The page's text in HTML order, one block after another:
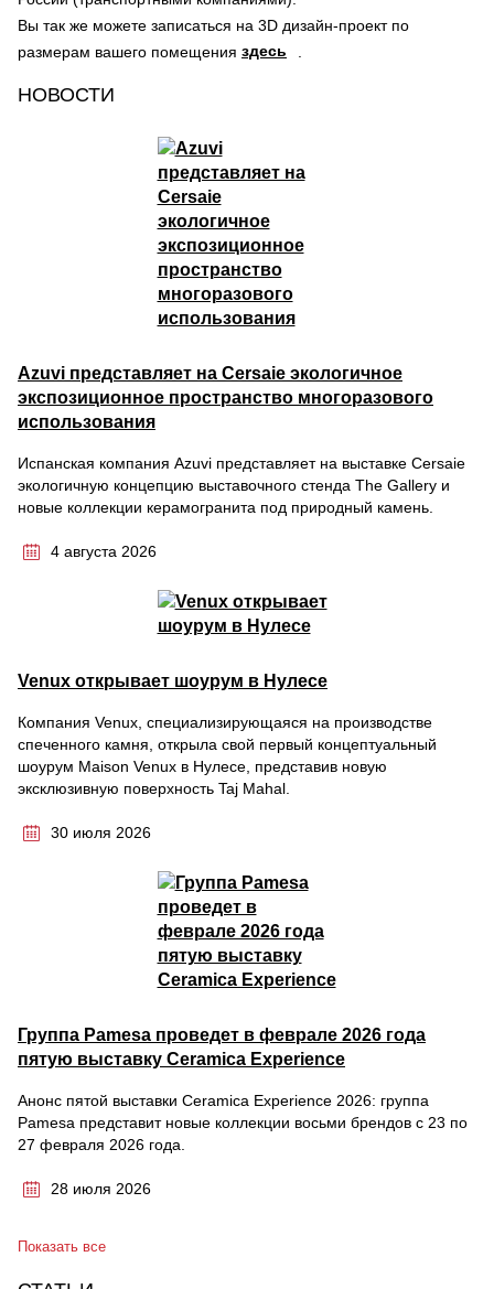
Вы так же можете записаться на 3D дизайн-проект по
размерам вашего помещения здесь
НОВОСТИ
Azuvi представляет на Cersaie экологичное
экспозиционное пространство многоразового
использования
Испанская компания Azuvi представляет на выставке Cersaie
экологичную концепцию выставочного стенда The Gallery и
новые коллекции керамогранита под природный камень.
4 августа 2026
Venux открывает шоурум в Нулесе
Компания Venux, специализирующаяся на производстве
спеченного камня, открыла свой первый концептуальный
шоурум Maison Venux в Нулесе, представив новую
эксклюзивную поверхность Taj Mahal.
30 июля 2026
Группа Pamesa проведет в феврале 2026 года
пятую выставку Ceramica Experience
Анонс пятой выставки Ceramica Experience 2026: группа
Pamesa представит новые коллекции восьми брендов с 23 по
27 февраля 2026 года.
28 июля 2026
Показать все